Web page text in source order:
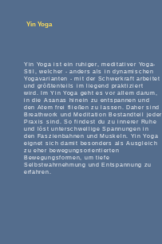
Yin Yoga
Yin Yoga ist ein ruhiger, meditativer Yoga-
Stil, welcher - anders als in dynamischen
Yogavarianten - mit der Schwerkraft arbeitet
und größtenteils im liegend praktiziert
wird. Im Yin Yoga geht es vor allem darum,
in die Asanas hinein zu entspannen und
den Atem frei fließen zu lassen. Daher sind
Breathwork und Meditation Bestandteil jeder
Praxis sind. So findest du zu innerer Ruhe
und löst unterschwellige Spannungen in
den Faszienbahnen und Muskeln. Yin Yoga
eignet sich damit besonders als Ausgleich
zu eher bewegungsorientierten
Bewegungsformen, um tiefe
Selbstwahrnehmung und Entspannung zu
erfahren.